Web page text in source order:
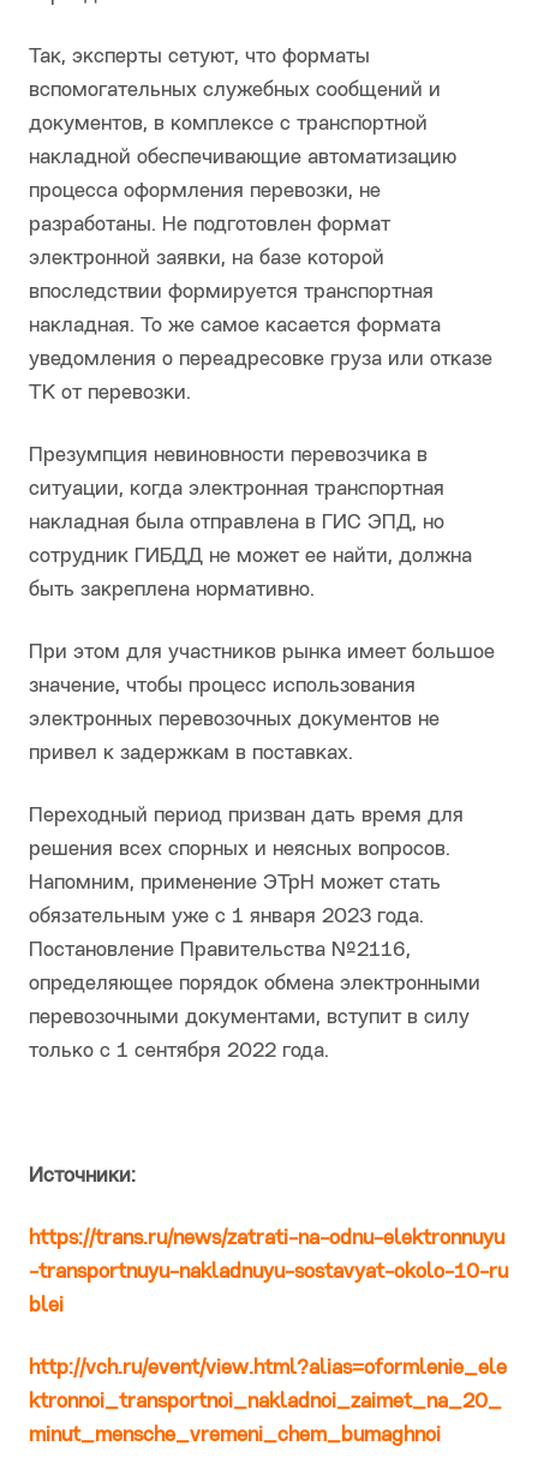
Так, эксперты сетуют, что форматы
вспомогательных служебных сообщений и
документов, в комплексе с транспортной
накладной обеспечивающие автоматизацию
процесса оформления перевозки, не
разработаны. Не подготовлен формат
электронной заявки, на базе которой
впоследствии формируется транспортная
накладная. То же самое касается формата
уведомления о переадресовке груза или отказе
ТК от перевозки.
Презумпция невиновности перевозчика в
ситуации, когда электронная транспортная
накладная была отправлена в ГИС ЭПД, но
сотрудник ГИБДД не может ее найти, должна
быть закреплена нормативно.
При этом для участников рынка имеет большое
значение, чтобы процесс использования
электронных перевозочных документов не
привел к задержкам в поставках.
Переходный период призван дать время для
решения всех спорных и неясных вопросов.
Напомним, применение ЭТрН может стать
обязательным уже с 1 января 2023 года.
Постановление Правительства №2116,
определяющее порядок обмена электронными
перевозочными документами, вступит в силу
только с 1 сентября 2022 года.
Источники:
https://trans.ru/news/zatrati-na-odnu-elektronnuyu
-transportnuyu-nakladnuyu-sostavyat-okolo-10-ru
blei
http://vch.ru/event/view.html?alias=oformlenie_ele
ktronnoi_transportnoi_nakladnoi_zaimet_na_20_
minut_mensche_vremeni_chem_bumaghnoi